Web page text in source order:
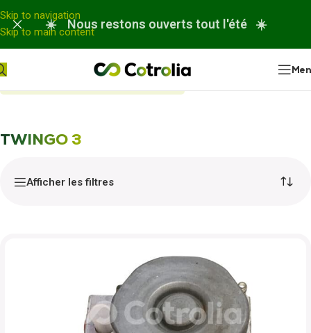
Panneau de gestion des cookies
Skip to navigation
Skip to main content
☀️ Nous restons ouverts tout l'été ☀️
TWINGO 3
Afficher les filtres